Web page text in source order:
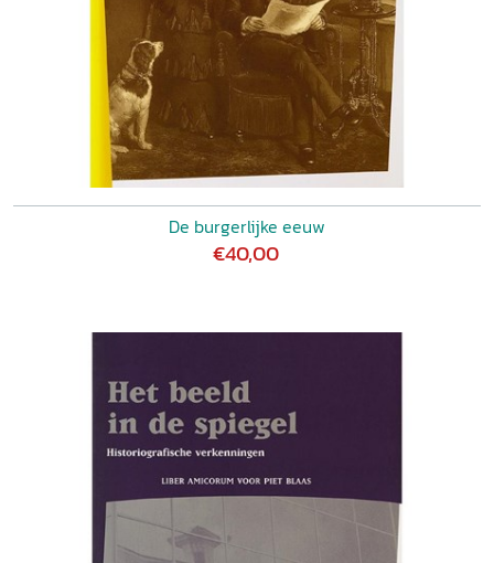
De burgerlijke eeuw
€40,00